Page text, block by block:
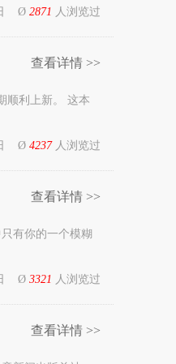
日 Ø 2871 人浏览过
查看详情 >>
顺利上新。 这本
日 Ø 4237人浏览过
查看详情 >>
有你的一个模糊
日 Ø 3321 人浏览过
查看详情 >>